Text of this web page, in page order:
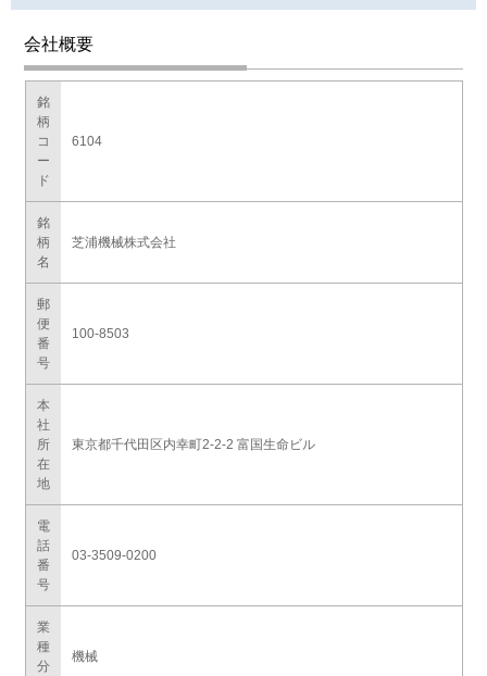
会社概要
銘
柄
コ
ー
ド
6104
銘
柄
名
芝浦機械株式会社
郵
便
番
号
100-8503
本
社
所
在
地
東京都千代田区内幸町2-2-2 富国生命ビル
電
話
番
号
03-3509-0200
業
種
分
機械